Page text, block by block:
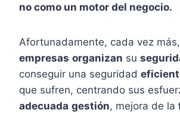
no como un motor del negocio.
Afortunadamente, cada vez
empresas organizan su
conseguir una seguridad
que sufren, centrando sus
adecuada gestión, mejora de la